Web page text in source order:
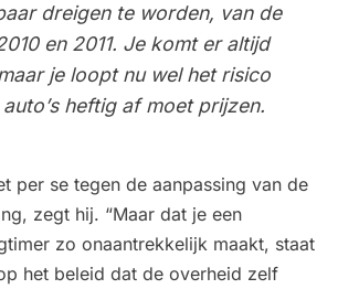
dreigen te worden, van de
en 2011. Je komt er altijd
je loopt nu wel het risico
heftig af moet prijzen.
per se tegen de aanpassing van de
zegt hij. “Maar dat je een
zo onaantrekkelijk maakt, staat
het beleid dat de overheid zelf